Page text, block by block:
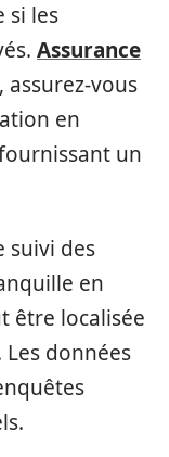
si les
Assurance
assurez-vous
en
un
suivi des
en
être localisée
données